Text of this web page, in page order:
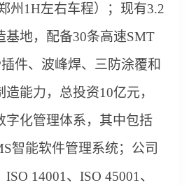
州1H左右车程） ； 现有3.2
基地，配备30条高速SMT
件、波峰焊、三防涂覆和
能力，总投资10亿元，
字化管理体系，其中包括
智能软件管理系统； 公司
ISO 14001、ISO 45001、